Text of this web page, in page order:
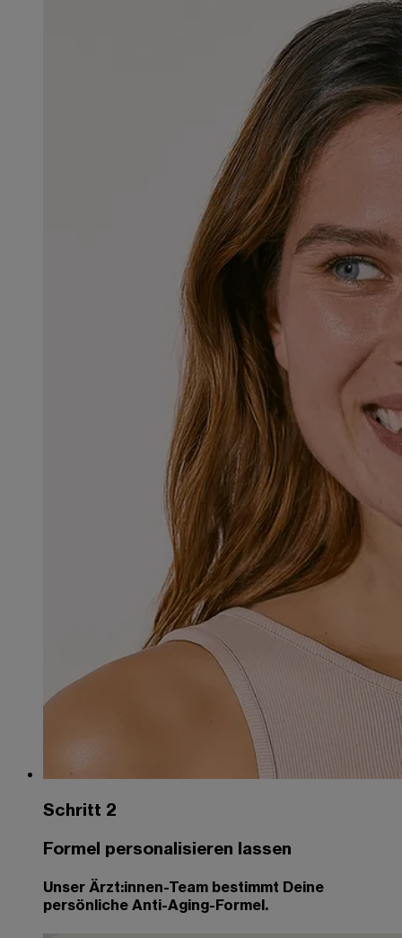
Schritt 2
Formel personalisieren lassen
Unser Ärzt:innen-Team bestimmt Deine
persönliche Anti-Aging-Formel.